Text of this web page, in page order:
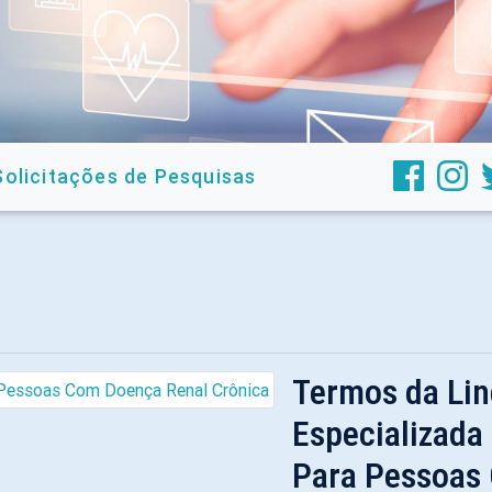
de Pesquisas
Termos da
Para